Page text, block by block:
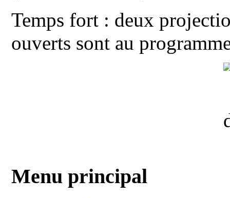
Temps fort : deux
ouverts sont au
Menu principal